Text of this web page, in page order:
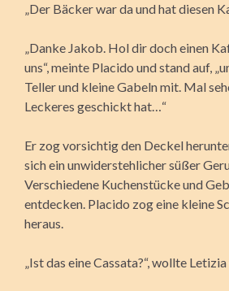
„Der Bäcker war da und hat diesen
„Danke Jakob. Hol dir doch einen
uns“, meinte Placido und stand auf,
Teller und kleine Gabeln mit. Mal
Leckeres geschickt hat…“
Er zog vorsichtig den Deckel
sich ein unwiderstehlicher süßer
Verschiedene Kuchenstücke und
entdecken. Placido zog eine kleine
heraus.
„Ist das eine Cassata?“, wollte Letizia